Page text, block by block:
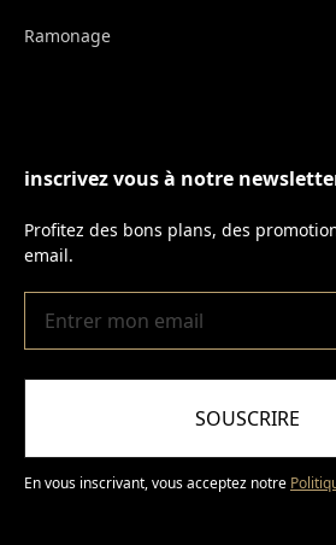
Ramonage
inscrivez vous à notre
Profitez des bons plans, des
email.
SOUSCRIRE
En vous inscrivant, vous acceptez notre